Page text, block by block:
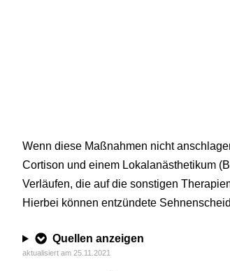
Wenn diese Maßnahmen nicht
Cortison und einem Lokalanästhetikum
Verläufen, die auf die sonstigen
Hierbei können entzündete
Quellen anzeigen
aktualisiert am 25.11.2021